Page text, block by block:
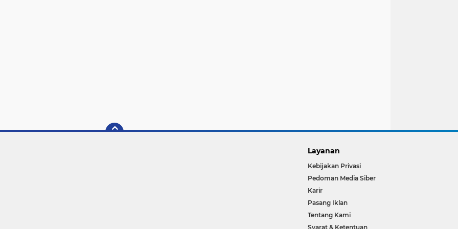
Layanan
Kebijakan Privasi
Pedoman Media Siber
Karir
Pasang Iklan
Tentang Kami
Syarat & Ketentuan